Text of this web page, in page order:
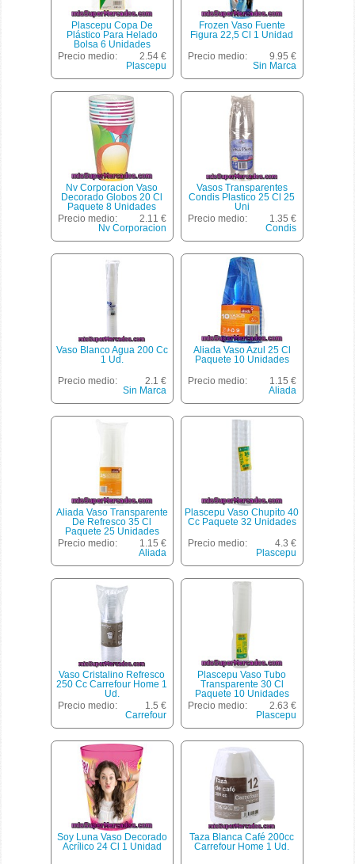
Plascepu Copa De
Plástico Para Helado
Bolsa 6 Unidades
Precio medio:
2.54 €
Plascepu
Frozen Vaso Fuente
Figura 22,5 Cl 1 Unidad
Precio medio:
9.95 €
Sin Marca
Nv Corporacion Vaso
Decorado Globos 20 Cl
Paquete 8 Unidades
Precio medio:
2.11 €
Nv Corporacion
Vasos Transparentes
Condis Plastico 25 Cl 25
Uni
Precio medio:
1.35 €
Condis
Vaso Blanco Agua 200 Cc
1 Ud.
Precio medio:
2.1 €
Sin Marca
Aliada Vaso Azul 25 Cl
Paquete 10 Unidades
Precio medio:
1.15 €
Aliada
Aliada Vaso Transparente
De Refresco 35 Cl
Paquete 25 Unidades
Precio medio:
1.15 €
Aliada
Plascepu Vaso Chupito 40
Cc Paquete 32 Unidades
Precio medio:
4.3 €
Plascepu
Vaso Cristalino Refresco
250 Cc Carrefour Home 1
Ud.
Precio medio:
1.5 €
Carrefour
Plascepu Vaso Tubo
Transparente 30 Cl
Paquete 10 Unidades
Precio medio:
2.63 €
Plascepu
Soy Luna Vaso Decorado
Acrílico 24 Cl 1 Unidad
Taza Blanca Café 200cc
Carrefour Home 1 Ud.